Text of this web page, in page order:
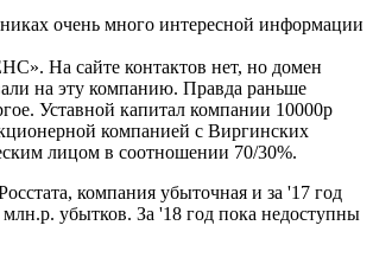
очень много интересной информации
На сайте контактов нет, но домен
на эту компанию. Правда раньше
Уставной капитал компании 10000р
компанией с Виргинских
лицом в соотношении 70/30%.
компания убыточная и за '17 год
млн.р. убытков. За '18 год пока недоступны